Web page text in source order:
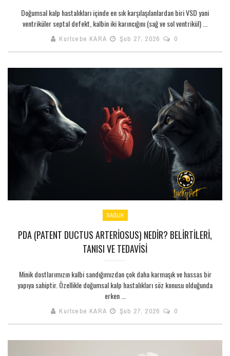
Doğumsal kalp hastalıkları içinde en sık karşılaşılanlardan biri VSD yani
ventriküler septal defekt, kalbin iki karıncığını (sağ ve sol ventrikül) ...
Kurtcebe KARA Şub 27, 2026 0
SAĞLIK
PDA (PATENT DUCTUS ARTERIOSUS) NEDIR? BELIRTILERI,
TANISI VE TEDAVISI
Minik dostlarımızın kalbi sandığımızdan çok daha karmaşık ve hassas bir
yapıya sahiptir. Özellikle doğumsal kalp hastalıkları söz konusu olduğunda
erken ...
Kurtcebe KARA Şub 27, 2026 0